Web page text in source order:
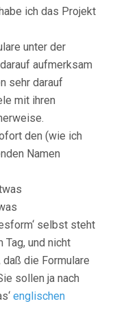
ich das Projekt
unter der
aufmerksam
sehr darauf
mit ihren
den (wie ich
Namen
selbst steht
und nicht
die Formulare
sollen ja nach
englischen